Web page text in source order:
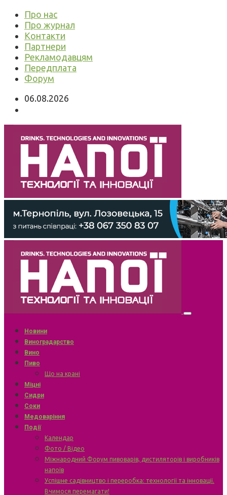
Про нас
Про журнал
Контакти
Партнери
Рекламодавцям
Передплата
Форум
06.08.2026
Новини
Виноградарство
Вино
Пиво
Що на крані
Міцні
Сидри
Соки
Медоваріння
Події
Календар
Фото / Відео
Міжнародний Форум пивоварів, дистиляторів і виробників
напоїв
Успішне садівництво і переробка: технології та інновації.
Вчимося перемагати!